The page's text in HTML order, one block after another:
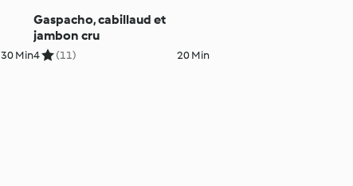
30 Min
Gaspacho, cabillaud et
jambon cru
4 (11) 20 Min